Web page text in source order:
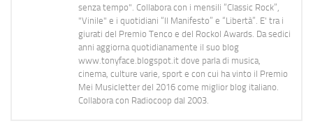
senza tempo". Collabora con i mensili “Classic Rock”,
"Vinile" e i quotidiani “Il Manifesto” e “Libertà”. E' tra i
giurati del Premio Tenco e del Rockol Awards. Da sedici
anni aggiorna quotidianamente il suo blog
www.tonyface.blogspot.it dove parla di musica,
cinema, culture varie, sport e con cui ha vinto il Premio
Mei Musicletter del 2016 come miglior blog italiano.
Collabora con Radiocoop dal 2003.